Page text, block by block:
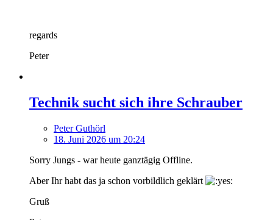
regards
Peter
Technik sucht sich ihre Schrauber
Peter Guthörl
18. Juni 2026 um 20:24
Sorry Jungs - war heute ganztägig Offline.
Aber Ihr habt das ja schon vorbildlich geklärt
Gruß